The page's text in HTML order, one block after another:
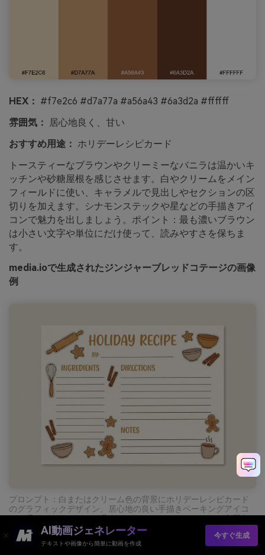
HEX： #f7e2c6 #d7a77a #a56a43 #6a3d2a #ffffff
雰囲気：
居心地良く、甘い
おすすめ用途： ホリデーレシピカード
トースティーなブラウンやクリーミーなバニラは温かいキ
ッチンや砂糖屋根を感じさせます。白やクリームをメイン
フィールドに使い、キャラメルで見出しやセクションの区
切りを加えます。シナモンステックや星などの手描きアイ
コンで魅力を出しましょう。ポイント：最も濃いブラウン
は小さい文字や単位にだけ使って、読みやすさを保ちま
す。
media.ioで生成されたジンジャーブレッドコテージの画像
例
プロンプト：白またはクリーム色の背景にホリデーレシピカード
のグラフィックデザイン、居心地の良い手描きベーキングアイコ
ン、暖かいキャラメルの見出し、クリーンなレイアウト、主要色
クリームとキャラメル、ジンジャーブレッドブラウンのアクセン
ト、手やテーブルなし --ar 4:3
AI動画ジェネレーター
テキストや画像から簡単に動画を作成
今すぐ生成